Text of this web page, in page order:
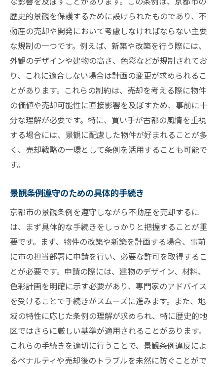
歴史的景観を保護するために設けられたものであり、不
動産の売却や開発において考慮しなければならない主要
な規制の一つです。例えば、新築や改築を行う際には、
外観のデザインや建物の高さ、色彩などが規制されてお
り、これに適合しない場合は計画の変更が求められるこ
とがあります。これらの制約は、売却を考える際に物件
の価値や売却可能性に直接影響を及ぼすため、事前に十
分な理解が必要です。特に、買い手が古都の風情を重視
する場合には、景観に配慮した物件が好まれることが多
く、売却戦略の一環として条例を活用することも可能で
す。
景観条例遵守のための具体的手続き
京都市の景観条例を遵守しながら不動産を売却するに
は、まず具体的な手続きをしっかりと把握することが重
要です。まず、物件の改築や新築を計画する場合、事前
に市の担当部署に申請を行い、必要な許可を取得するこ
とが必要です。申請の際には、建物のデザイン、材料、
色彩計画を明確に示す必要があり、専門家のアドバイス
を受けることで手続きがスムーズに進みます。また、地
域の特性に応じた条例の理解が求められ、特に歴史的地
区ではさらに厳しい基準が適用されることがあります。
これらの手続きを適切に行うことで、景観条例違反によ
るペナルティや売却後のトラブルを未然に防ぐことがで